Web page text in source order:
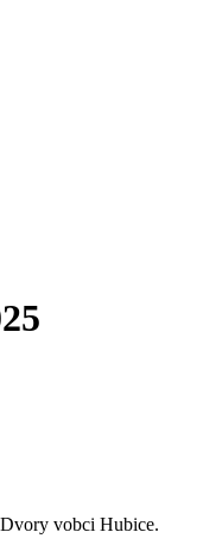
vobci Hubice.